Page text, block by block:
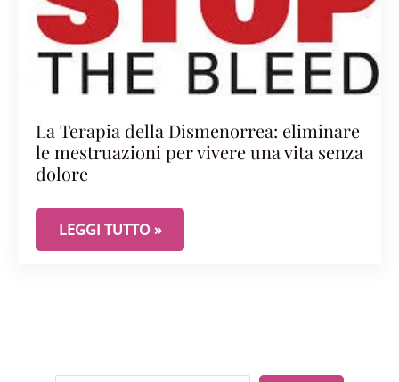
La Terapia della Dismenorrea: eliminare
le mestruazioni per vivere una vita senza
dolore
LA TERAPIA DELLA DISMENORREA: ELIMINARE
LEGGI TUTTO »